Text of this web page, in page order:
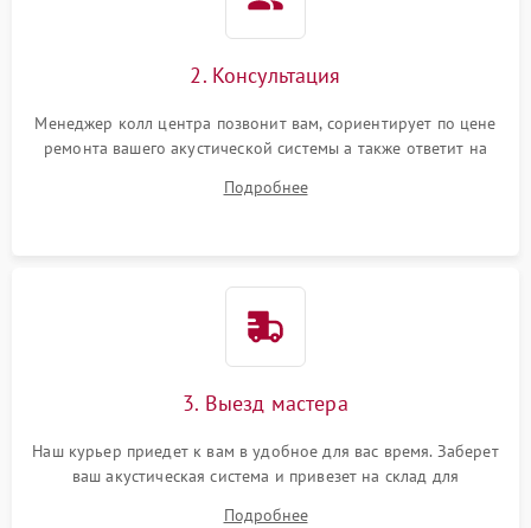
2. Консультация
Менеджер колл центра позвонит вам, сориентирует по цене
ремонта вашего акустической системы а также ответит на
Подробнее
3. Выезд мастера
Наш курьер приедет к вам в удобное для вас время. Заберет
ваш акустическая система и привезет на склад для
Подробнее